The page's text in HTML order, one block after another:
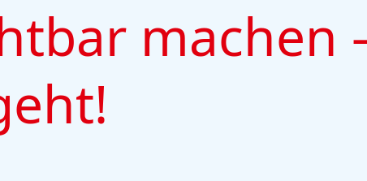
machen